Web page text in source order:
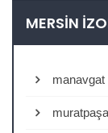
MERSIN